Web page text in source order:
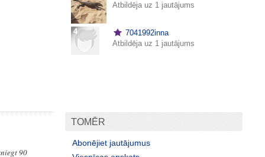
Atbildēja uz 1 jautājums
4
7041992inna
Atbildēja uz 1 jautājums
TOMĒR
Abonējiet jautājumus
90